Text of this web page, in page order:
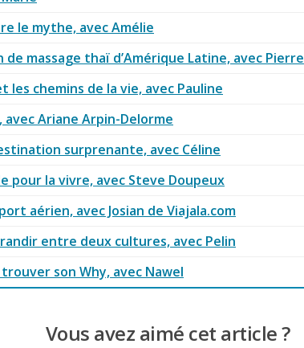
le mythe, avec Amélie
de massage thaï d’Amérique Latine, avec Pierre
les chemins de la vie, avec Pauline
avec Ariane Arpin-Delorme
surprenante, avec Céline
pour la vivre, avec Steve Doupeux
aérien, avec Josian de Viajala.com
entre deux cultures, avec Pelin
son Why, avec Nawel
Vous avez aimé cet article ?